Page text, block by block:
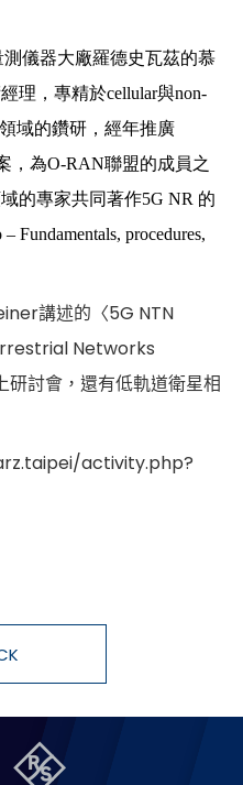
測儀器大廠羅德史瓦茲的慕
理，專精於cellular與non-
域的鑽研，經年推廣
，為O-RAN聯盟的成員之
的專家共同著作5G NR 的
Fundamentals, procedures,
講述的〈5G NTN
Networks
討會，還有低軌道衛星相
activity.php?